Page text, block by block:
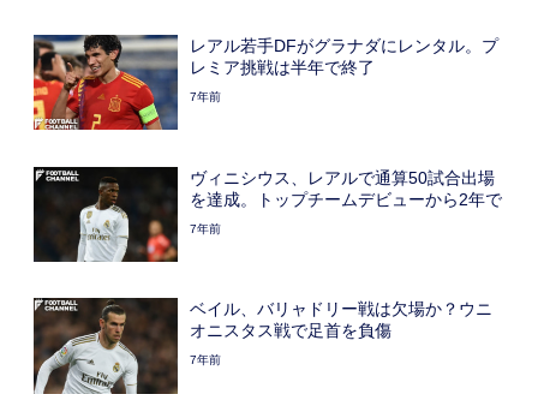
レアル若手DFがグラナダにレンタル。プ
レミア挑戦は半年で終了
7年前
ヴィニシウス、レアルで通算50試合出場
を達成。トップチームデビューから2年で
7年前
ベイル、バリャドリー戦は欠場か？ウニ
オニスタス戦で足首を負傷
7年前